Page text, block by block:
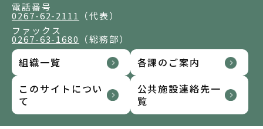
電話番号
0267-62-2111
（代表）
ファックス
0267-63-1680 （総務部）
組織一覧
各課のご案内
このサイトについ
て
公共施設連絡先一
覧